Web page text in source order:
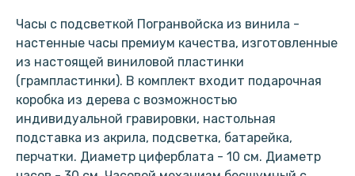
Часы с подсветкой Погранвойска из винила -
настенные часы премиум качества, изготовленные
из настоящей виниловой пластинки
(грампластинки). В комплект входит подарочная
коробка из дерева с возможностью
индивидуальной гравировки, настольная
подставка из акрила, подсветка, батарейка,
перчатки. Диаметр циферблата - 10 см. Диаметр